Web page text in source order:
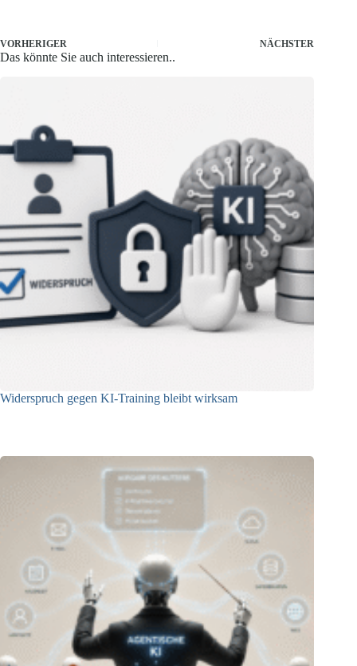
VORHERIGER NÄCHSTER
Das könnte Sie auch interessieren..
Widerspruch gegen KI-Training bleibt wirksam